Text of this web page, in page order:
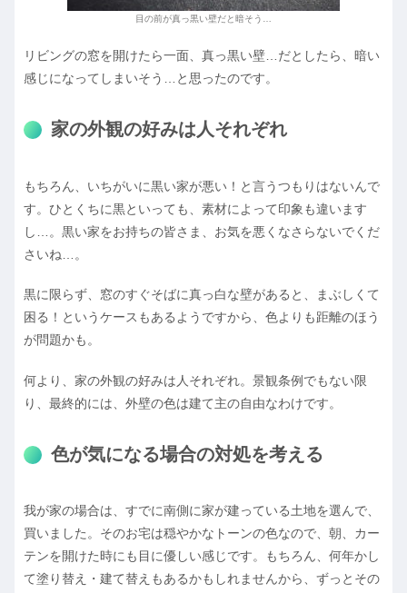
目の前が真っ黒い壁だと暗そう…
リビングの窓を開けたら一面、真っ黒い壁…だとしたら、暗い
感じになってしまいそう…と思ったのです。
家の外観の好みは人それぞれ
もちろん、いちがいに黒い家が悪い！と言うつもりはないんで
す。ひとくちに黒といっても、素材によって印象も違います
し…。黒い家をお持ちの皆さま、お気を悪くなさらないでくだ
さいね…。
黒に限らず、窓のすぐそばに真っ白な壁があると、まぶしくて
困る！というケースもあるようですから、色よりも距離のほう
が問題かも。
何より、家の外観の好みは人それぞれ。景観条例でもない限
り、最終的には、外壁の色は建て主の自由なわけです。
色が気になる場合の対処を考える
我が家の場合は、すでに南側に家が建っている土地を選んで、
買いました。そのお宅は穏やかなトーンの色なので、朝、カー
テンを開けた時にも目に優しい感じです。もちろん、何年かし
て塗り替え・建て替えもあるかもしれませんから、ずっとその